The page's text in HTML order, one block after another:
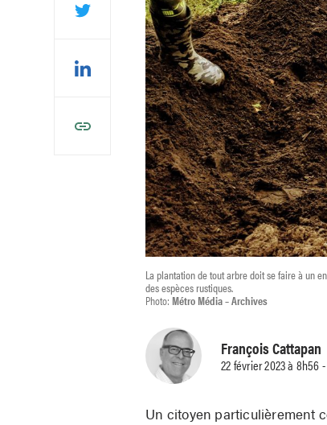
La plantation de tout arbre doit se faire à un
des espèces rustiques.
Photo: Métro Média – Archives
François Cattapan
22 février 2023 à 8h56
Un citoyen particulièrement